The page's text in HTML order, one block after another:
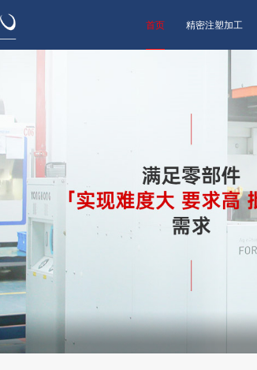
首页 精密注塑加工